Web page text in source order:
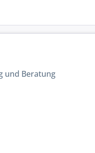
und Beratung